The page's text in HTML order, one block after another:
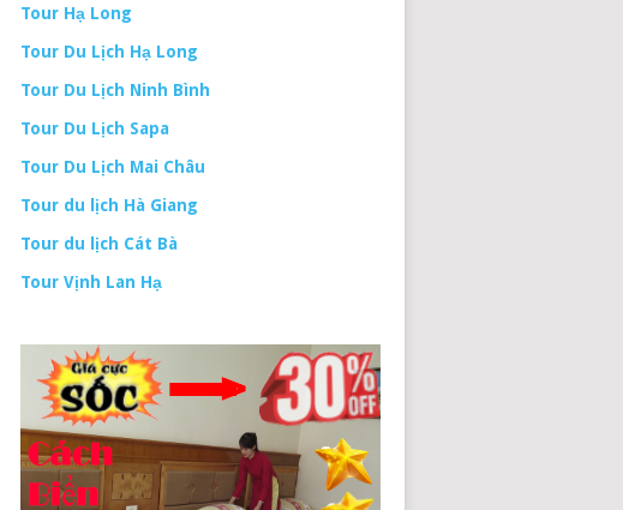
Tour Hạ Long
Tour Du Lịch Hạ Long
Tour Du Lịch Ninh Bình
Tour Du Lịch Sapa
Tour Du Lịch Mai Châu
Tour du lịch Hà Giang
Tour du lịch Cát Bà
Tour Vịnh Lan Hạ